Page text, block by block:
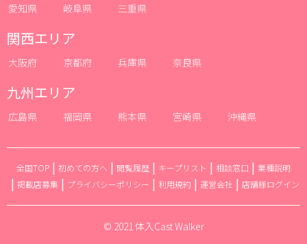
愛知県 岐阜県 三重県
関西エリア
大阪府 京都府 兵庫県 奈良県
九州エリア
広島県 福岡県 熊本県 宮崎県 沖縄県
全国TOP 初めての方へ 閲覧履歴 キープリスト 相談窓口
業種説明
掲載店募集
プライバシーポリシー 利用規約 運営会社 店舗様ログイン
© 2021 体入Cast Walker